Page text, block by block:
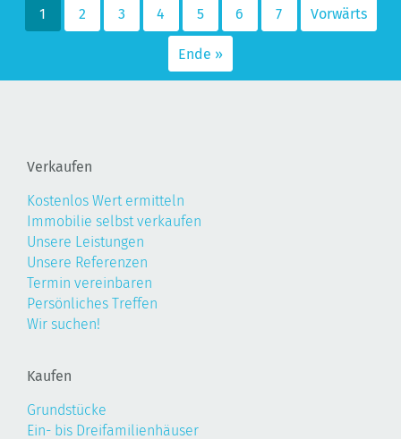
1 2 3 4 5 6 7 Vorwärts
Ende »
Verkaufen
Kostenlos Wert ermitteln
Immobilie selbst verkaufen
Unsere Leistungen
Unsere Referenzen
Termin vereinbaren
Persönliches Treffen
Wir suchen!
Kaufen
Grundstücke
Ein- bis Dreifamilienhäuser